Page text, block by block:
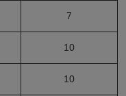
7
10
10